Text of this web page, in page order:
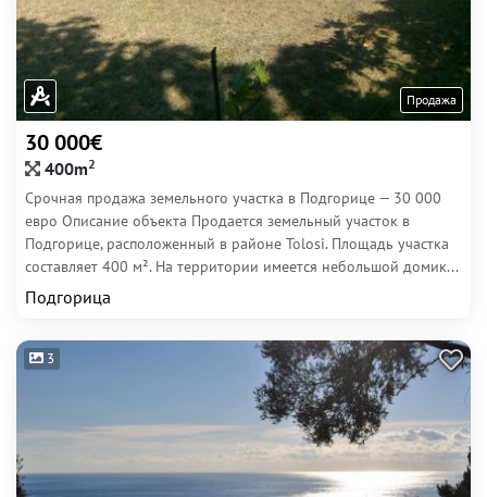
Продажа
30 000€
400m2
Срочная продажа земельного участка в Подгорице — 30 000
евро Описание объекта Продается земельный участок в
Подгорице, расположенный в районе Tolosi. Площадь участка
составляет 400 м². На территории имеется небольшой домик...
Подгорица
3